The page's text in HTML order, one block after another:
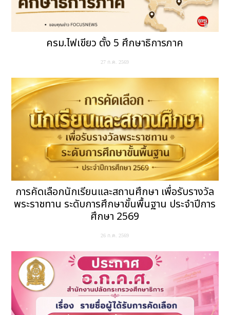
ครม.ไฟเขียว ตั้ง 5 ศึกษาธิการภาค
27 ก.ค. 2569
การคัดเลือกนักเรียนและสถานศึกษา เพื่อรับรางวัล
พระราชทาน ระดับการศึกษาขั้นพื้นฐาน ประจำปีการ
ศึกษา 2569
26 ก.ค. 2569